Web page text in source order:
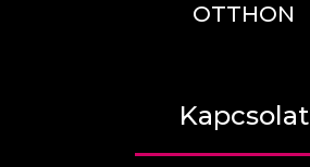
OTTHON
Kapcsolat